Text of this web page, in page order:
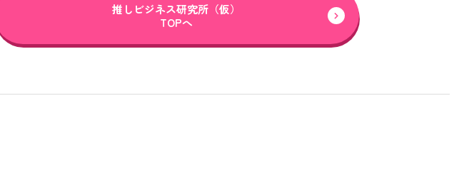
推しビジネス研究所（仮）
TOPへ